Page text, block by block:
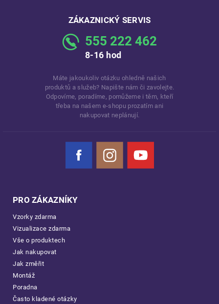
ZÁKAZNICKÝ SERVIS
555 222 462
8-16 hod
Máte jakoukoliv otázku ohledně našich
produktů a služeb? Napište nám či zavolejte.
Odpovíme, poradíme, pomůžeme i těm, kteří
třeba na našem e-shopu prozatím ani
nakupovat neplánují.
Facebook Instagram YouTube
PRO ZÁKAZNÍKY
Vzorky zdarma
Vizualizace zdarma
Vše o produktech
Jak nakupovat
Jak změřit
Montáž
Poradna
Často kladené otázky